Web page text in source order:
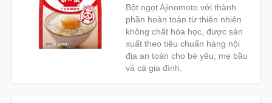
Bột ngọt Ajinomoto với thành
phần hoàn toàn từ thiên nhiên
không chất hóa học, được sản
xuất theo tiêu chuẩn hàng nội
địa an toàn cho bé yêu, mẹ bầu
và cả gia đình.